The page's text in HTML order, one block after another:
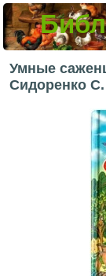
Умные
Сидоренко